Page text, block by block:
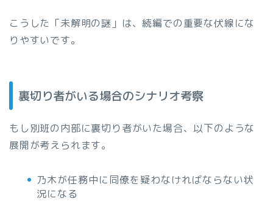
こうした「未解明の謎」は、続編での重要な伏線にな
りやすいです。
裏切り者がいる場合のシナリオ考察
もし別班の内部に裏切り者がいた場合、以下のような
展開が考えられます。
乃木が任務中に同僚を疑わなければならない状
況になる